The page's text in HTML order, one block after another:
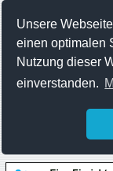
Unsere
einen optimalen
Nutzung dieser
einverstanden.